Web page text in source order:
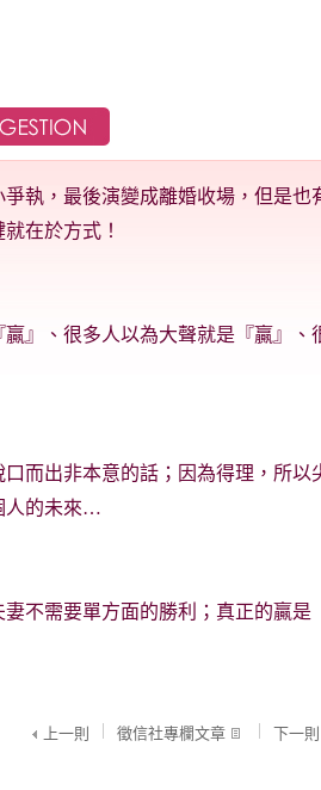
執，最後演變成離婚收場，但是也
在於方式！
』、很多人以為大聲就是『贏』、
口而出非本意的話；因為得理，所以
人的未來…
不需要單方面的勝利；真正的贏是
上一則 徵信社專欄文章 下一則